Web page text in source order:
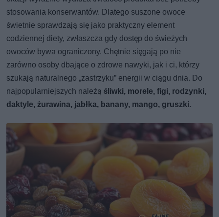
stosowania konserwantów. Dlatego suszone owoce
świetnie sprawdzają się jako praktyczny element
codziennej diety, zwłaszcza gdy dostęp do świeżych
owoców bywa ograniczony. Chętnie sięgają po nie
zarówno osoby dbające o zdrowe nawyki, jak i ci, którzy
szukają naturalnego „zastrzyku” energii w ciągu dnia. Do
najpopularniejszych należąśliwki, morele, figi, rodzynki,
daktyle, żurawina, jabłka, banany, mango, gruszki.